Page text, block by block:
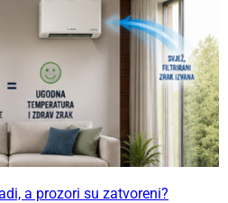
a prozori su zatvoreni?